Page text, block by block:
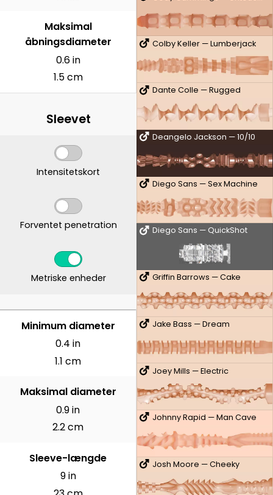
Colby Keller — Lumberjack
Dante Colle — Rugged
Deangelo Jackson — 10/10
Diego Sans — Sex Machine
Diego Sans — QuickShot
Griffin Barrows — Cake
Jake Bass — Dream
Joey Mills — Electric
Johnny Rapid — Man Cave
Josh Moore — Cheeky
Maksimal
åbningsdiameter
0.6 in
1.5 cm
Sleevet
Intensitetskort
Forventet penetration
Metriske enheder
CENTIMETER
Minimum diameter
0.4 in
1.1 cm
Maksimal diameter
0.9 in
2.2 cm
Sleeve-længde
9 in